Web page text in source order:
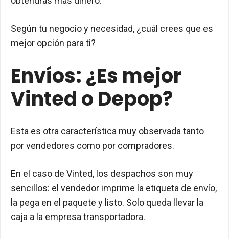
Según tu negocio y necesidad, ¿cuál crees que es
mejor opción para ti?
Envíos: ¿Es mejor
Vinted o Depop?
Esta es otra característica muy observada tanto
por vendedores como por compradores.
En el caso de Vinted, los despachos son muy
sencillos: el vendedor imprime la etiqueta de envío,
la pega en el paquete y listo. Solo queda llevar la
caja a la empresa transportadora.